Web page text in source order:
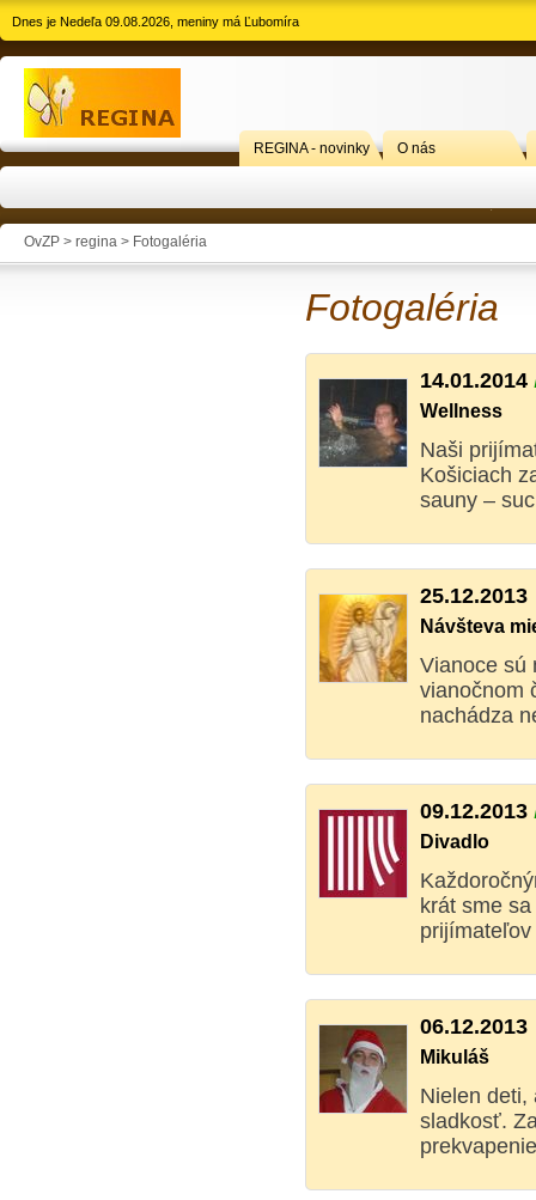
Dnes je Nedeľa 09.08.2026, meniny má Ľubomíra
REGINA - novinky O nás
OvZP > regina > Fotogaléria
Fotogaléria
14.01.2014
Wellness
Naši
Košiciach
sauny –
25.12.2013
Návšteva
Vianoce sú
vianočnom
nachádza
09.12.2013
Divadlo
krát sme
06.12.2013
Mikuláš
Nielen
sladkosť.